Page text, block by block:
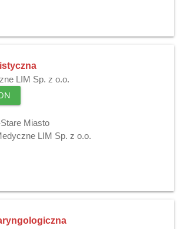
LIM Sp. z o.o.
Miasto
LIM Sp. z o.o.